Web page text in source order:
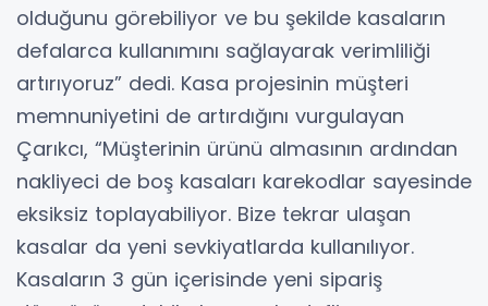
olduğunu görebiliyor ve bu şekilde kasaların
defalarca kullanımını sağlayarak verimliliği
artırıyoruz” dedi. Kasa projesinin müşteri
memnuniyetini de artırdığını vurgulayan
Çarıkcı, “Müşterinin ürünü almasının ardından
nakliyeci de boş kasaları karekodlar sayesinde
eksiksiz toplayabiliyor. Bize tekrar ulaşan
kasalar da yeni sevkiyatlarda kullanılıyor.
Kasaların 3 gün içerisinde yeni sipariş